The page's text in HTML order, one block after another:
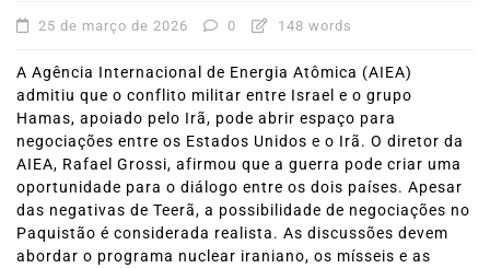
25 de março de 2026 0 148 words
A Agência Internacional de Energia Atômica (AIEA)
admitiu que o conflito militar entre Israel e o grupo
Hamas, apoiado pelo Irã, pode abrir espaço para
negociações entre os Estados Unidos e o Irã. O diretor da
AIEA, Rafael Grossi, afirmou que a guerra pode criar uma
oportunidade para o diálogo entre os dois países. Apesar
das negativas de Teerã, a possibilidade de negociações no
Paquistão é considerada realista. As discussões devem
abordar o programa nuclear iraniano, os mísseis e as